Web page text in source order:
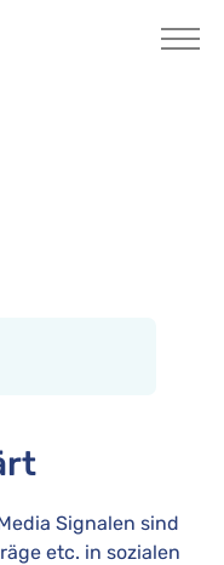
Signalen sind
etc. in sozialen